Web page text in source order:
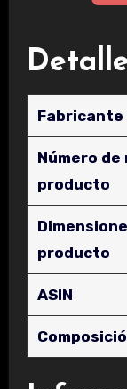
Fabricante
Número de
producto
producto
ASIN